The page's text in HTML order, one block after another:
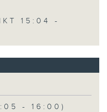
15:04 -
- 16:00)